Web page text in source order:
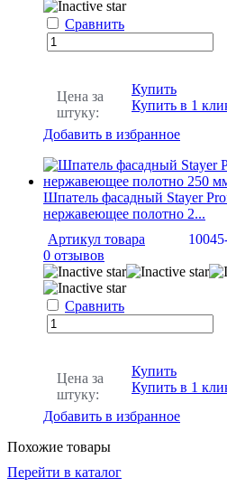
Сравнить
Цена за
штуку:
Купить
Купить в 1
Добавить в избранное
Шпатель фасадный Stayer
нержавеющее полотно 2...
Артикул товара
0 отзывов
Сравнить
Цена за
штуку:
Купить
Купить в 1
Добавить в избранное
Похожие товары
Перейти в каталог